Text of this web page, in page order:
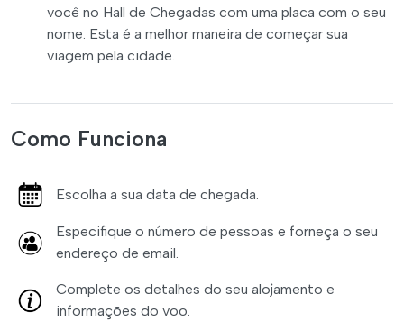
você no Hall de Chegadas com uma placa com o seu
nome. Esta é a melhor maneira de começar sua
viagem pela cidade.
Como Funciona
Escolha a sua data de chegada.
Especifique o número de pessoas e forneça o seu
endereço de email.
Complete os detalhes do seu alojamento e
informações do voo.